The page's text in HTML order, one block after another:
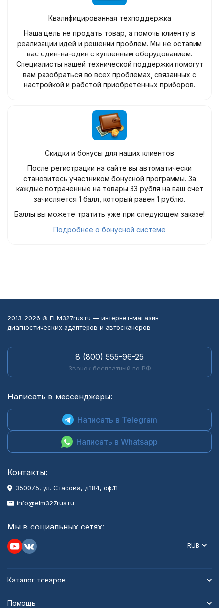
Квалифицированная техподдержка
Наша цель не продать товар, а помочь клиенту в
реализации идей и решении проблем. Мы не оставим
вас один-на-один с купленным оборудованием.
Специалисты нашей технической поддержки помогут
вам разобраться во всех проблемах, связанных с
настройкой и работой приобретённых приборов.
Скидки и бонусы для наших клиентов
После регистрации на сайте вы автоматически
становитесь участником бонусной программы. За
каждые потраченные на товары 33 рубля на ваш счет
зачисляется 1 балл, который равен 1 рублю.
Баллы вы можете тратить уже при следующем заказе!
Подробнее о бонусной системе
2013-2026 © ELM327rus.ru — интернет-магазин
диагностических адаптеров и автосканеров
8 (800) 555-96-25
Звонок бесплатный по РФ
Написать в мессенджеры:
Написать в Telegram
Написать в Whatsapp
Контакты:
350075, ул. Стасова, д.184, оф.11
info@elm327rus.ru
Мы в социальных сетях:
RUB
Каталог товаров
Помощь